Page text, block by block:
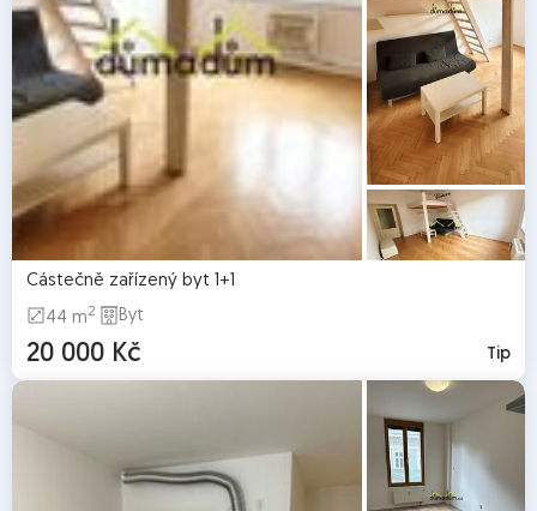
Částečně zařízený byt 1+1
44 m2 Byt
20 000 Kč Tip